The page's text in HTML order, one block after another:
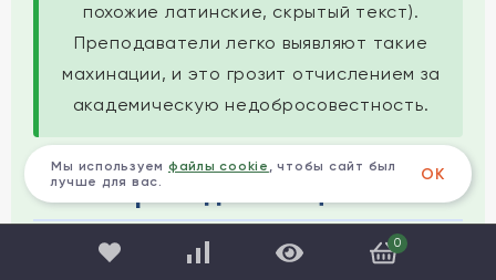
похожие латинские, скрытый текст).
Преподаватели легко выявляют такие
махинации, и это грозит отчислением за
академическую недобросовестность.
Как проходит защита ВКР
Написание диплома — это только половина
0
Мы используем файлы cookie , чтобы сайт был
лучше для вас.
ОК